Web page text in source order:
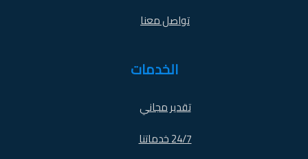
تواصل معنا
الخدمات
تقدير مجاني
24/7 خدماتنا